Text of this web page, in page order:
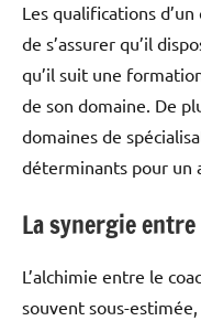
Les qualifications
de s’assurer qu’il
qu’il suit une
de son domaine. De
domaines de
déterminants pour un
La synergie
L’alchimie entre le
souvent sous-